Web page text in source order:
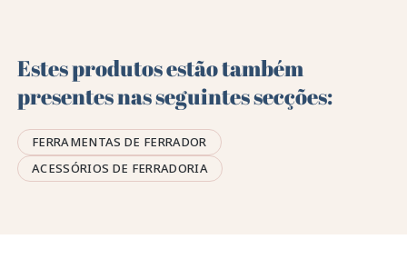
Estes produtos estão também
presentes nas seguintes secções:
FERRAMENTAS DE FERRADOR
ACESSÓRIOS DE FERRADORIA